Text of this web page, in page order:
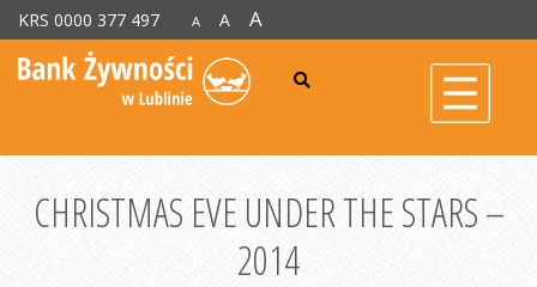
KRS 0000 377 497 A A A
CHRISTMAS EVE UNDER THE STARS –
2014